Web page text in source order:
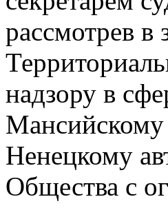
рассмотрев в
надзору в
Ненецкому
Общества с